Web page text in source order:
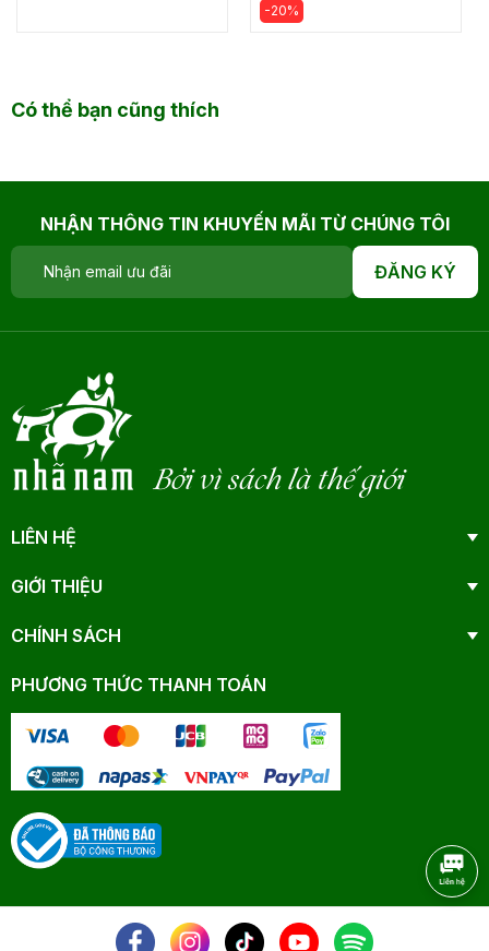
-20%
Có thể bạn cũng thích
NHẬN THÔNG TIN KHUYẾN MÃI TỪ CHÚNG TÔI
ĐĂNG KÝ
Bởi vì sách là thế giới
LIÊN HỆ
GIỚI THIỆU
CHÍNH SÁCH
PHƯƠNG THỨC THANH TOÁN